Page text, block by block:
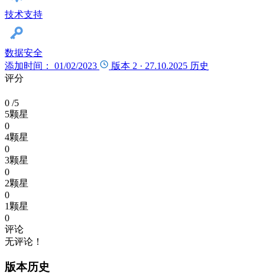
技术支持
数据安全
添加时间： 01/02/2023
版本 2 · 27.10.2025 历史
评分
0 /5
5颗星
0
4颗星
0
3颗星
0
2颗星
0
1颗星
0
评论
无评论！
版本历史